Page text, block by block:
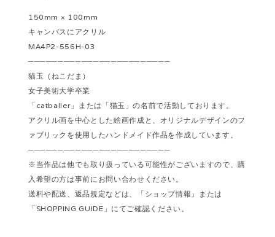
150mm × 100mm
キャンバスにアクリル
MA4P2-556H-03
────────────────────────
猫玉（ねこだま）
女子美術大学卒業
「catballer」または「猫玉」の名前で活動しております。
アクリル画を中心とした絵画作成と、オリジナルデザインのフ
ァブリックを使用したハンドメイド作品を作成しています。
────────────────────────
※当作品は他でも取り扱っている可能性がございますので、購
入希望の方は事前にお問い合わせください。
送料や配送、返品規定などは、「ショップ情報」または
「SHOPPING GUIDE」にてご確認ください。